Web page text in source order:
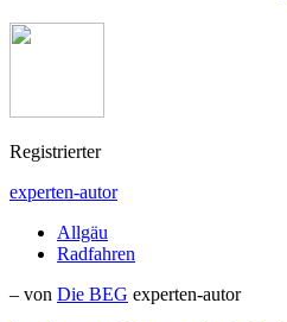
Registrierter
experten-autor
Allgäu
Radfahren
– von Die BEG experten-autor